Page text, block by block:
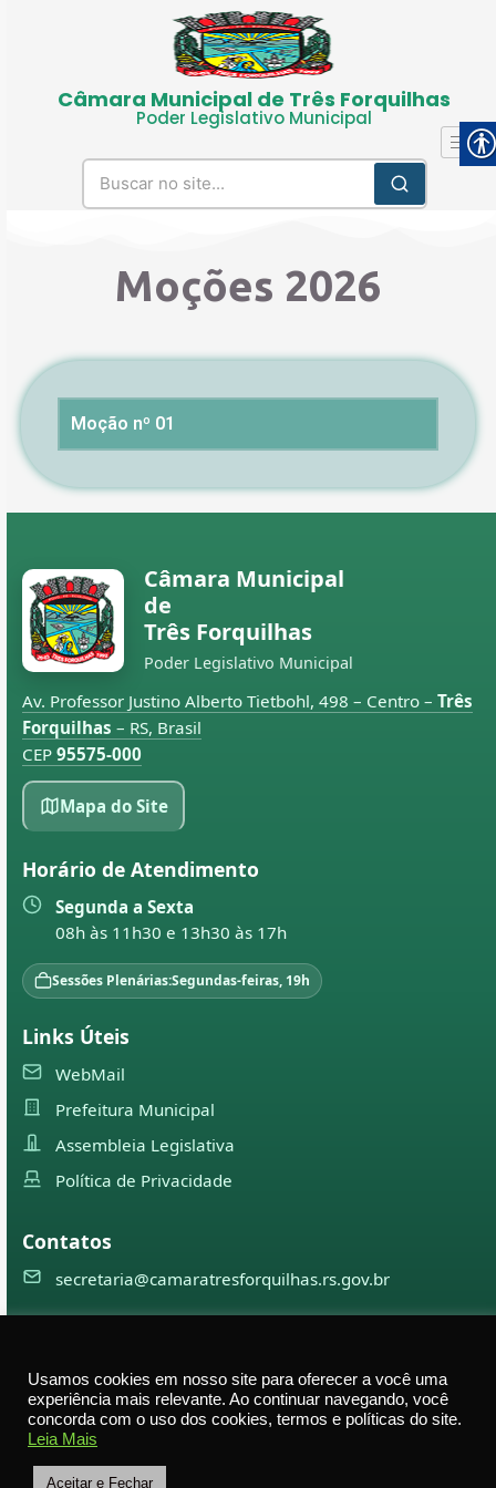
Câmara Municipal de Três Forquilhas
Poder Legislativo Municipal
Moções 2026
Moção nº 01
Câmara Municipal
de
Três Forquilhas
Poder Legislativo Municipal
Av. Professor Justino Alberto Tietbohl, 498 – Centro – Três
Forquilhas – RS, Brasil
CEP 95575-000
Mapa do Site
Horário de Atendimento
Segunda a Sexta
08h às 11h30 e 13h30 às 17h
Sessões Plenárias:Segundas-feiras, 19h
Links Úteis
WebMail
Prefeitura Municipal
Assembleia Legislativa
Política de Privacidade
Contatos
secretaria@camaratresforquilhas.rs.gov.br
direitos reservados
Av. Professor Justino Alberto Tietbohl, 498 – Centro –
Usamos cookies em nosso site para oferecer a você uma
experiência mais relevante. Ao continuar navegando, você
concorda com o uso dos cookies, termos e políticas do site.
Leia Mais
Aceitar e Fechar